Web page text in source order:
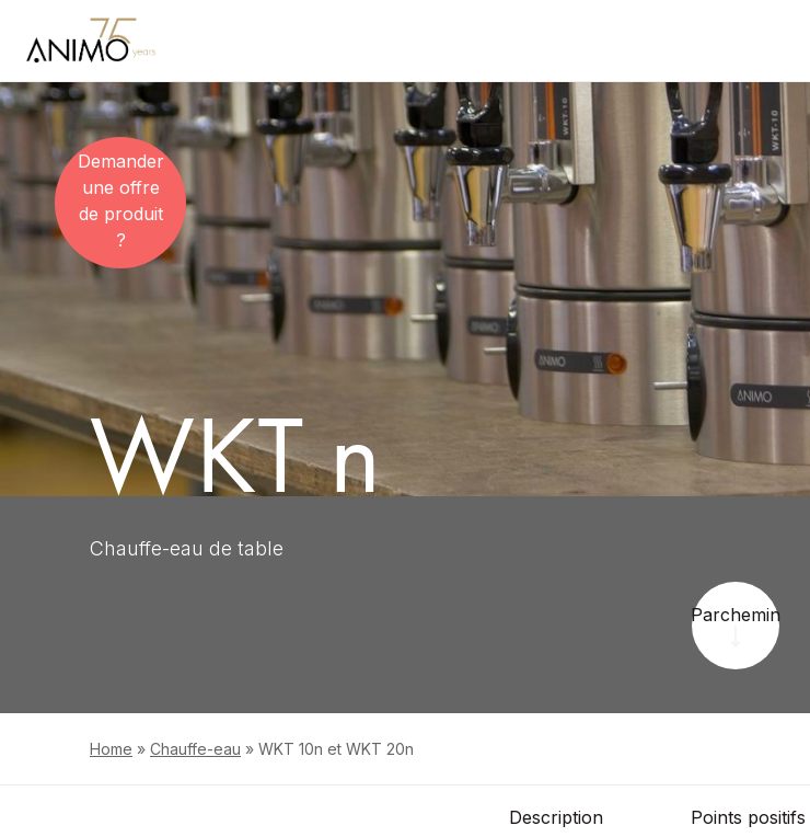
Home » Chauffe-eau » WKT 10n et WKT 20n
WKT n
Chauffe-eau de table
Parchemin
Description Points positifs
Demander
une offre
de produit
?